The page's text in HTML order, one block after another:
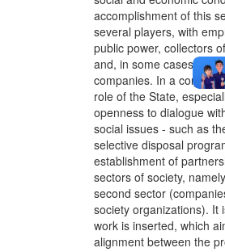
accomplishment of this
several players, with
public power, collectors
and, in some cases,
companies. In a context
role of the State,
openness to dialogue
social issues - such as
selective disposal
establishment of
sectors of society,
second sector
society organizations). It
work is inserted, which
alignment between the